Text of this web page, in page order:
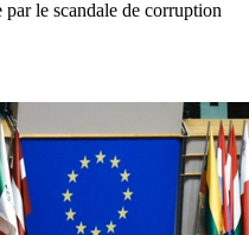
le scandale de corruption